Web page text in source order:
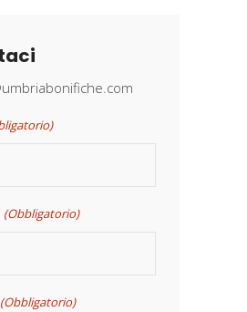
(Obbligatorio)
(Obbligatorio)